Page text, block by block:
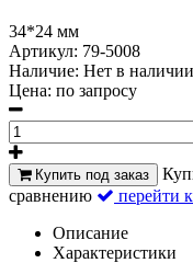
34*24 мм
Артикул: 79-5008
Наличие: Нет в наличии
Цена: по запросу
Купить под заказ
сравнению
перейти
Описание
Характеристики